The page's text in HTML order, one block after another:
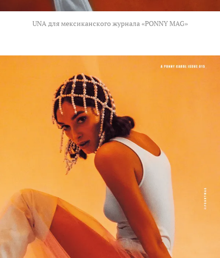
UNA для мексиканского журнала «PONNY MAG»